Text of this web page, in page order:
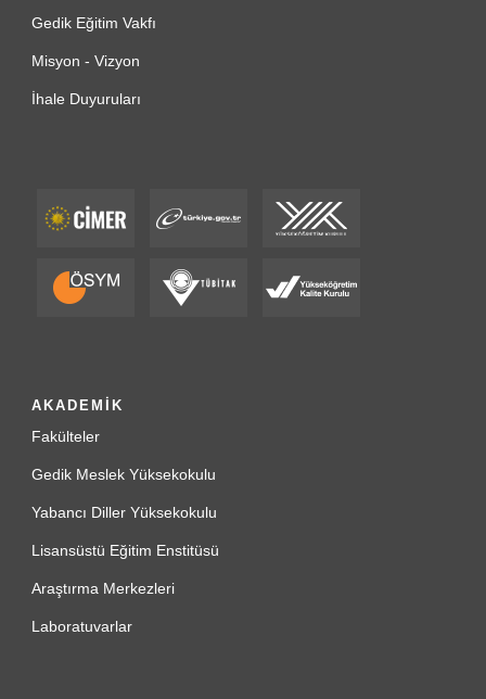
Gedik Eğitim Vakfı
Misyon - Vizyon
İhale Duyuruları
AKADEMİK
Fakülteler
Gedik Meslek Yüksekokulu
Yabancı Diller Yüksekokulu
Lisansüstü Eğitim Enstitüsü
Araştırma Merkezleri
Laboratuvarlar